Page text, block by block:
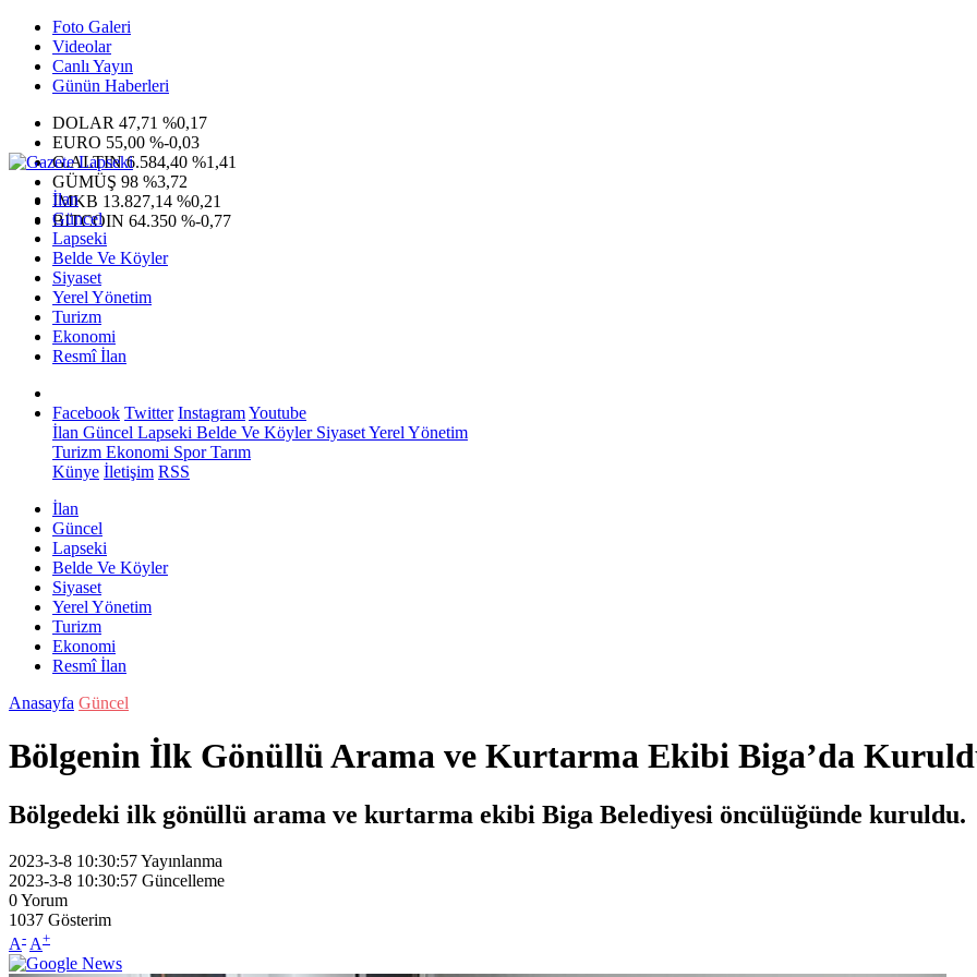
Foto Galeri
Videolar
Canlı Yayın
Günün Haberleri
DOLAR 47,71 %0,17
EURO 55,00 %-0,03
G.ALTIN6.584,40 %1,41
GÜMÜŞ 98 %3,72
IMKB 13.827,14 %0,21
BITCOIN 64.350 %-0,77
İlan
Güncel
Lapseki
Belde Ve Köyler
Siyaset
Yerel Yönetim
Turizm
Ekonomi
Resmî İlan
Facebook Twitter InstagramYoutube
İlan Güncel Lapseki Belde Ve KöylerSiyasetYerel Yönetim
Turizm Ekonomi SporTarım
Künye İletişim RSS
İlan
Güncel
Lapseki
Belde Ve Köyler
Siyaset
Yerel Yönetim
Turizm
Ekonomi
Resmî İlan
Anasayfa Güncel
Bölgenin İlk Gönüllü Arama ve Kurtarma Ekibi Biga’da
Bölgedeki ilk gönüllü arama ve kurtarma ekibi Biga Belediyesi öncülüğünde kuruldu.
2023-3-8 10:30:57Yayınlanma
2023-3-8 10:30:57 Güncelleme
0Yorum
1037 Gösterim
A- A+